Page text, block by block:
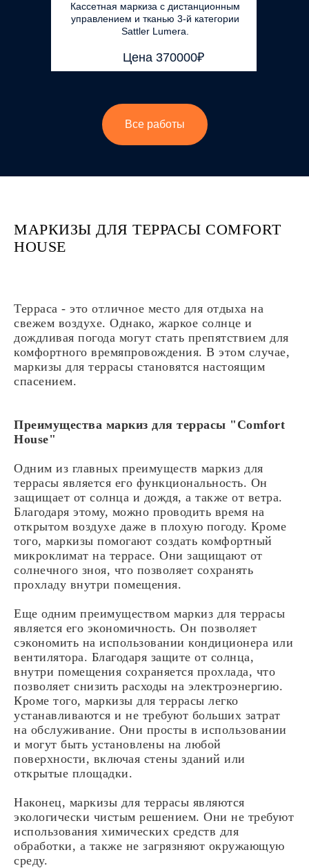
Кассетная маркиза с дистанционным
управлением и тканью 3-й категории
Sattler Lumera.
Цена 370000₽
Все работы
МАРКИЗЫ ДЛЯ ТЕРРАСЫ COMFORT
HOUSE
Терраса - это отличное место для отдыха на
свежем воздухе. Однако, жаркое солнце и
дождливая погода могут стать препятствием для
комфортного времяпровождения. В этом случае,
маркизы для террасы становятся настоящим
спасением.
Преимущества маркиз для террасы "Comfort
House"
Одним из главных преимуществ маркиз для
террасы является его функциональность. Он
защищает от солнца и дождя, а также от ветра.
Благодаря этому, можно проводить время на
открытом воздухе даже в плохую погоду. Кроме
того, маркизы помогают создать комфортный
микроклимат на террасе. Они защищают от
солнечного зноя, что позволяет сохранять
прохладу внутри помещения.
Еще одним преимуществом маркиз для террасы
является его экономичность. Он позволяет
сэкономить на использовании кондиционера или
вентилятора. Благодаря защите от солнца,
внутри помещения сохраняется прохлада, что
позволяет снизить расходы на электроэнергию.
Кроме того, маркизы для террасы легко
устанавливаются и не требуют больших затрат
на обслуживание. Они просты в использовании
и могут быть установлены на любой
поверхности, включая стены зданий или
открытые площадки.
Наконец, маркизы для террасы являются
экологически чистым решением. Они не требуют
использования химических средств для
обработки, а также не загрязняют окружающую
среду.